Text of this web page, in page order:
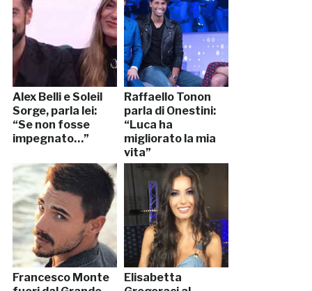
Alex Belli e Soleil
Sorge, parla lei:
“Se non fosse
impegnato…”
Raffaello Tonon
parla di Onestini:
“Luca ha
migliorato la mia
vita”
Francesco Monte
Elisabetta